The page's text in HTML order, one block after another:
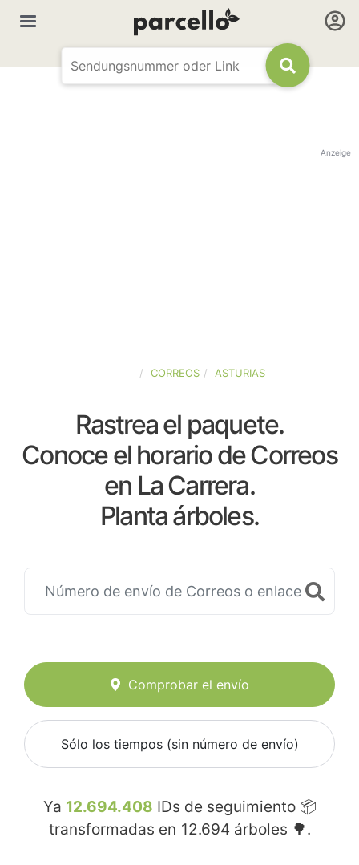
Anzeige
CORREOS ASTURIAS
Rastrea el paquete.
Conoce el horario de Correos
en La Carrera.
Planta árboles.
Comprobar el envío
Sólo los tiempos (sin número de envío)
Ya 12.694.408 IDs de seguimiento 📦
transformadas en 12.694 árboles 🌳.